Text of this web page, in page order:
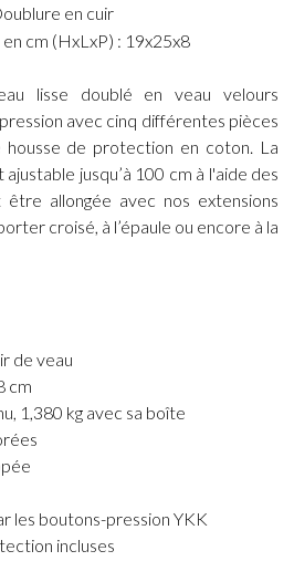
en cuir
cm (HxLxP) : 19x25x8
lisse doublé en veau velours
avec cinq différentes pièces
housse de protection en coton. La
jusqu’à 100 cm à l'aide des
allongée avec nos extensions
croisé, à l’épaule ou encore à la
de veau
cm
1,380 kg avec sa boîte
les boutons-pression YKK
incluses